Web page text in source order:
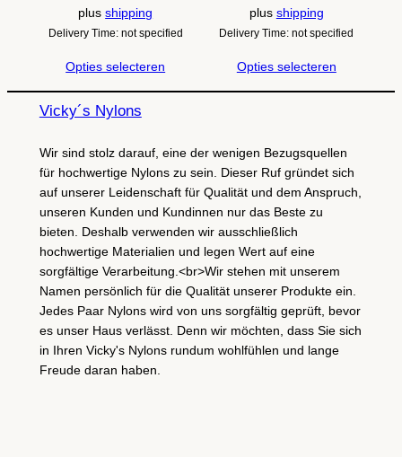
plusshipping
Delivery Time: not specified
Opties selecteren
plus shipping
Delivery Time: not specified
Opties selecteren
Vicky´s Nylons
Wir sind stolz darauf, eine der wenigen Bezugsquellen
für hochwertige Nylons zu sein. Dieser Ruf gründet sich
auf unserer Leidenschaft für Qualität und dem Anspruch,
unseren Kunden und Kundinnen nur das Beste zu
bieten. Deshalb verwenden wir ausschließlich
hochwertige Materialien und legen Wert auf eine
sorgfältige Verarbeitung.<br>Wir stehen mit unserem
Namen persönlich für die Qualität unserer Produkte ein.
Jedes Paar Nylons wird von uns sorgfältig geprüft, bevor
es unser Haus verlässt. Denn wir möchten, dass Sie sich
in Ihren Vicky's Nylons rundum wohlfühlen und lange
Freude daran haben.